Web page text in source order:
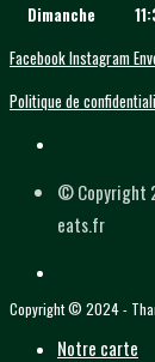
Dimanche
FacebookInstagram
Politique de
© Copyright
eats.fr
Copyright © 2024 -
Notre carte